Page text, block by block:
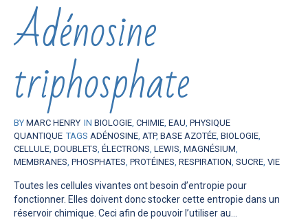
Adénosine
triphosphate
BY MARC HENRY IN BIOLOGIE, CHIMIE, EAU, PHYSIQUE
QUANTIQUE TAGS ADÉNOSINE, ATP, BASE AZOTÉE, BIOLOGIE,
CELLULE, DOUBLETS, ÉLECTRONS, LEWIS, MAGNÉSIUM,
MEMBRANES, PHOSPHATES, PROTÉINES, RESPIRATION, SUCRE, VIE
Toutes les cellules vivantes ont besoin d’entropie pour
fonctionner. Elles doivent donc stocker cette entropie dans un
réservoir chimique. Ceci afin de pouvoir l’utiliser au...